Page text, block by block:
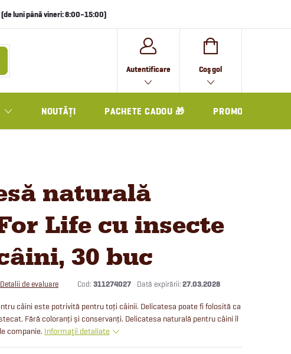
luni până vineri: 8:00–15:00)
Autentificare
COŞ
DE
CUMPĂRĂTURI
Coş gol
NOUTĂȚI PACHETE CADOU 🎁 PROMO
naturală
Life cu insecte
30 buc
Detalii de evaluare Cod: 311274027 27.03.2028
câini este potrivită pentru toți câinii. Delicatesa poate fi folosită ca
Fără coloranți și conservanți. Delicatesa naturală pentru câini îl
companie. Informaţii detaliate